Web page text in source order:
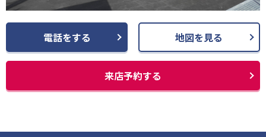
電話をする 地図を見る
来店予約する